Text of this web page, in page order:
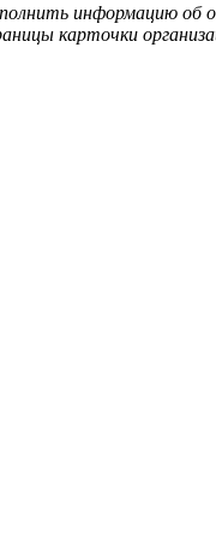
информацию
карточки